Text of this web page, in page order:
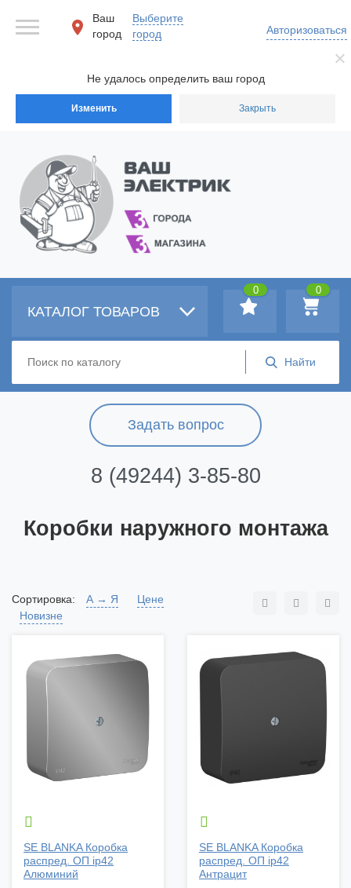
Не удалось определить ваш город
Изменить Закрыть
Ваш
город
Выберите
город
Авторизоваться
Задать вопрос
8 (49244) 3-85-80
КАТАЛОГ ТОВАРОВ
0
0
Коробки наружного монтажа
Сортировка: А → Я
Цене
Новизне

SE BLANKA Коробка
распред. ОП ip42
Алюминий

SE BLANKA Коробка
распред. ОП ip42
Антрацит